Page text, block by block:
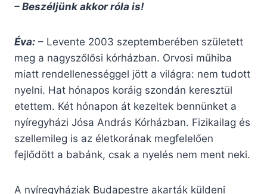
– Beszéljünk akkor róla is!
Éva: – Levente 2003 szeptemberében született
meg a nagyszőlősi kórházban. Orvosi műhiba
miatt rendellenességgel jött a világra: nem tudott
nyelni. Hat hónapos koráig szondán keresztül
etettem. Két hónapon át kezeltek bennünket a
nyíregyházi Jósa András Kórházban. Fizikailag és
szellemileg is az életkorának megfelelően
fejlődött a babánk, csak a nyelés nem ment neki.
A nyíregyháziak Budapestre akarták küldeni